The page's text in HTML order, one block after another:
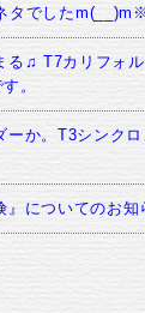
タでしたm(__)m※
る♫ T7カリフォ
。
ーか。T3シンク
』についてのお知